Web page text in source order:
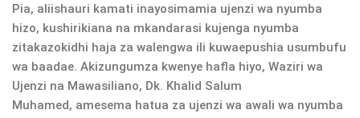
Pia, aliishauri kamati inayosimamia ujenzi wa nyumba
hizo, kushirikiana na mkandarasi kujenga nyumba
zitakazokidhi haja za walengwa ili kuwaepushia usumbufu
wa baadae. Akizungumza kwenye hafla hiyo, Waziri wa
Ujenzi na Mawasiliano, Dk. Khalid Salum
Muhamed, amesema hatua za ujenzi wa awali wa nyumba